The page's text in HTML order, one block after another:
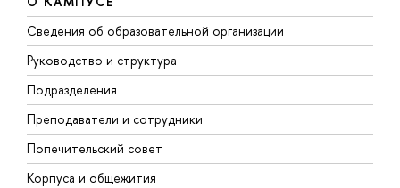
Сведения об образовательной организации
Руководство и структура
Подразделения
Преподаватели и сотрудники
Попечительский совет
Корпуса и общежития